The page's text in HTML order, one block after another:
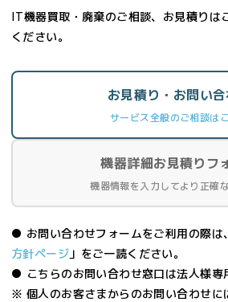
IT機器買取・廃棄のご相談、お見積りは
ください。
お見積り・お問い
サービス全般のご相談は
機器詳細お見積りフ
機器情報を入力してより正確
● お問い合わせフォームをご利用の際は
方針ページ 」をご一読ください。
● こちらのお問い合わせ窓口は法人様専
※ 個人のお客さまからのお問い合わせに